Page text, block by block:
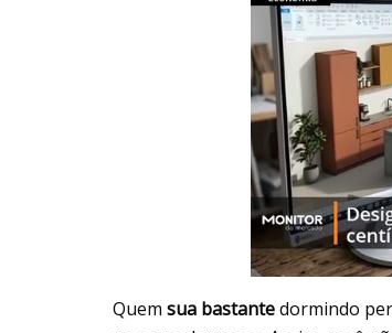
Quem sua bastantedormindo